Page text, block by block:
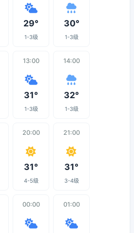
29°
1-3级
30°
1-3级
13:00
31°
1-3级
14:00
32°
1-3级
20:00
31°
4-5级
21:00
31°
3-4级
00:00 01:00